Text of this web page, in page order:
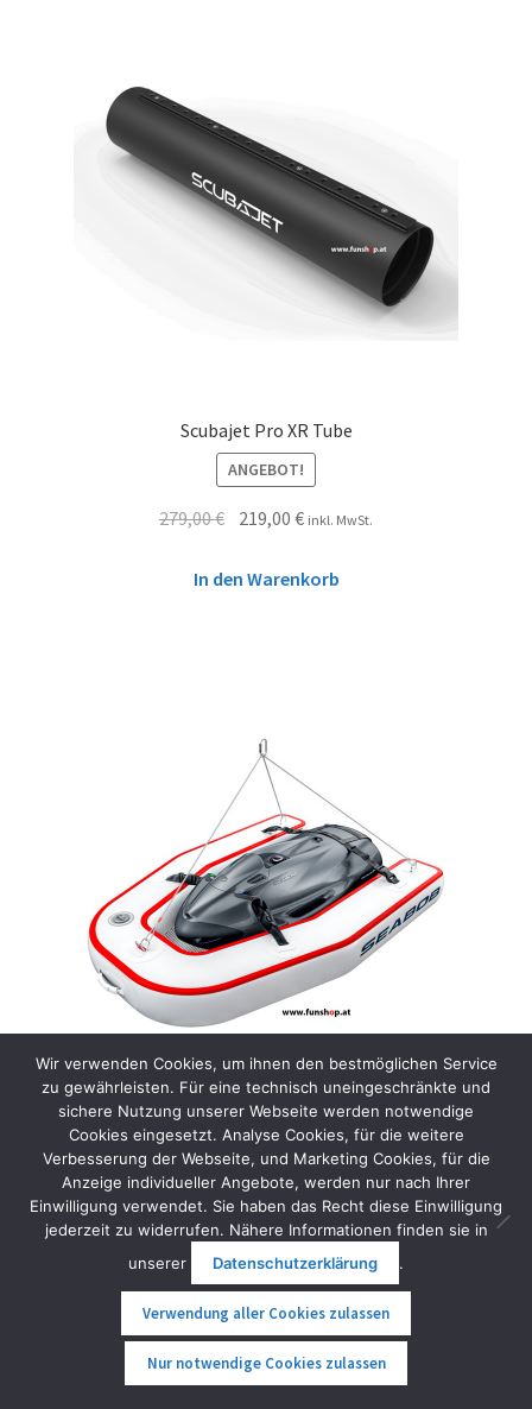
Scubajet Pro XR Tube
ANGEBOT!
279,00€ 219,00€ inkl. MwSt.
In den Warenkorb
Seabob Lifting Dock
1.199,00 € inkl. MwSt.
In den Warenkorb
Wir verwenden Cookies, um ihnen den bestmöglichen Service
zu gewährleisten. Für eine technisch uneingeschränkte und
sichere Nutzung unserer Webseite werden notwendige
Cookies eingesetzt. Analyse Cookies, für die weitere
Verbesserung der Webseite, und Marketing Cookies, für die
Anzeige individueller Angebote, werden nur nach Ihrer
Einwilligung verwendet. Sie haben das Recht diese Einwilligung
jederzeit zu widerrufen. Nähere Informationen finden sie in
unserer
Datenschutzerklärung .
Verwendung aller Cookies zulassen
Nur notwendige Cookies zulassen